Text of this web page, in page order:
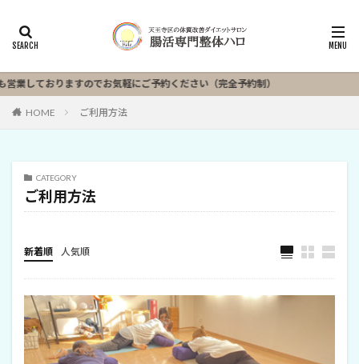
おりますのでお気軽にご予約ください（完全予約制）
HOME ご利用方法
CATEGORY
ご利用方法
新着順 人気順